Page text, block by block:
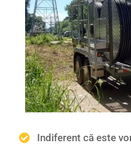
Indiferent că este